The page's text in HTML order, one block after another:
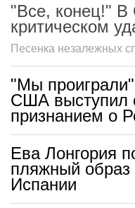
"Все, конец!"
критическом
Песенка незалежных
"Мы
США выступил
признанием о
Ева Лонгория
пляжный образ
Испании